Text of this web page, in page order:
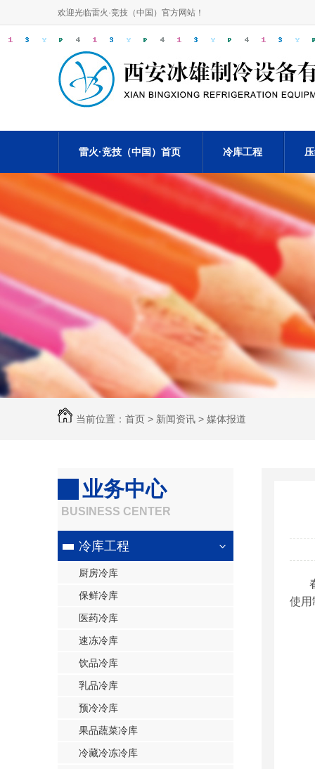
欢迎光临雷火·竞技（中国）官方网站！
雷火·竞技（中国）首页 冷库工程
电竞网站
当前位置： 首页 > 新闻资讯 > 媒体报道
业务中心
BUSINESS CENTER
冷库工程
厨房冷库
保鲜冷库
医药冷库
速冻冷库
饮品冷库
乳品冷库
预冷冷库
果品蔬菜冷库
冷藏冷冻冷库
使用